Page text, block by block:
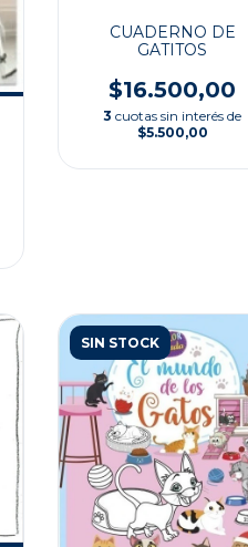
CUADERNO DE
GATITOS
$16.500,00
3 cuotas sin interés de
$5.500,00
SIN STOCK